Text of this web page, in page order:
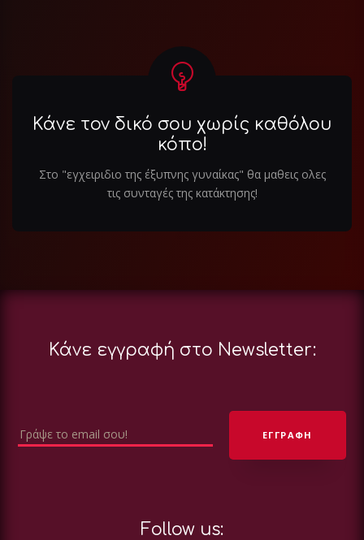
Κάνε τον δικό σου χωρίς καθόλου
κόπο!
Στο "εγχειριδιο της έξυπνης γυναίκας" θα μαθεις ολες
τις συνταγές της κατάκτησης!
Κάνε εγγραφή στο Newsletter:
Follow us: